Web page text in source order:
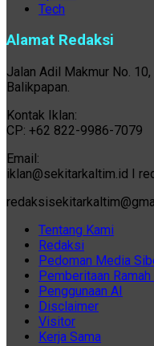
Tech
Alamat Redaksi
Jalan Adil Makmur No.
Balikpapan.
Kontak Iklan:
CP: +62 822-9986-7079
Email:
iklan@sekitarkaltim.id I
Tentang Kami
Redaksi
Pedoman Media
Pemberitaan Ramah
Penggunaan AI
Disclaimer
Visitor
Kerja Sama